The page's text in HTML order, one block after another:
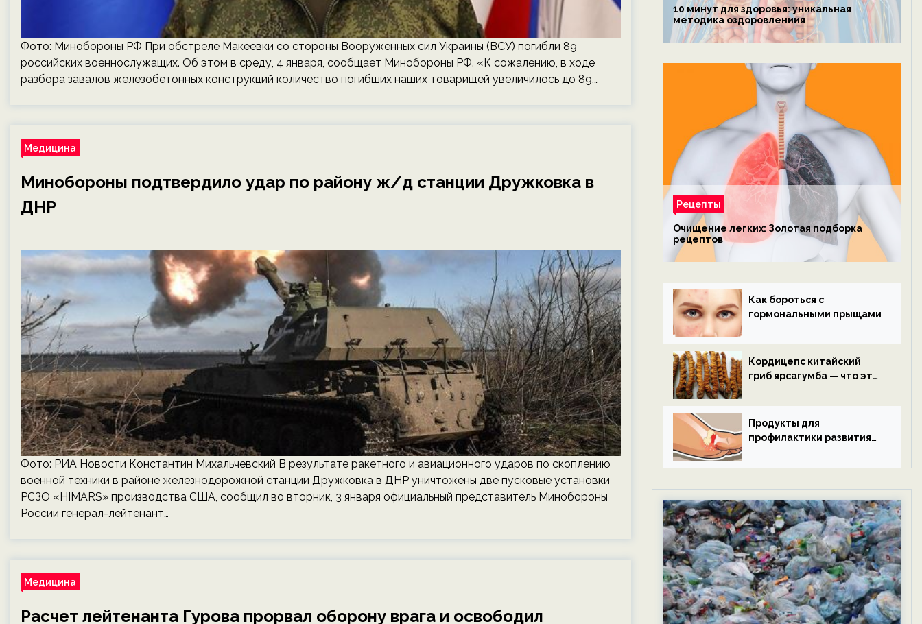
Фото: Минобороны РФ При обстреле Макеевки со стороны Вооруженных сил Украины (ВСУ) погибли 89
российских военнослужащих. Об этом в среду, 4 января, сообщает Минобороны РФ. «К сожалению, в ходе
разбора завалов железобетонных конструкций количество погибших наших товарищей увеличилось до 89.…
Медицина
Минобороны подтвердило удар по району ж/д станции Дружковка в
ДНР
Фото: РИА Новости Константин Михальчевский В результате ракетного и авиационного ударов по скоплению
военной техники в районе железнодорожной станции Дружковка в ДНР уничтожены две пусковые установки
РСЗО «HIMARS» производства США, сообщил во вторник, 3 января официальный представитель Минобороны
России генерал-лейтенант…
Медицина
Расчет лейтенанта Гурова прорвал оборону врага и освободил
10 минут для здоровья: уникальная
методика оздоровлениия
Рецепты
Очищение легких: Золотая подборка
рецептов
Как бороться с
гормональными прыщами
Кордицепс китайский
гриб ярсагумба — что это
Продукты для
профилактики развития